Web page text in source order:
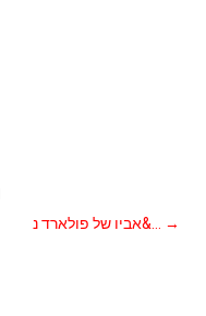
אביו של פולארד נ&… →